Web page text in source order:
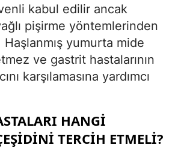
kabul edilir ancak
pişirme yöntemlerinden
Haşlanmış yumurta mide
ve gastrit hastalarının
karşılamasına yardımcı
HANGI
TERCIH ETMELI?